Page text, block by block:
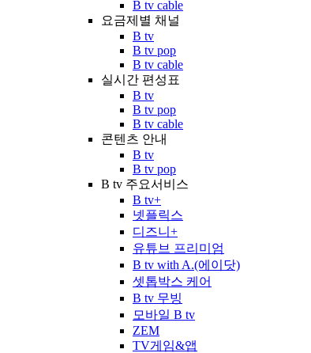
B tv cable
요금제별 채널
B tv
B tv pop
B tv cable
실시간 편성표
B tv
B tv pop
B tv cable
콘텐츠 안내
B tv
B tv pop
B tv 주요서비스
B tv+
넷플릭스
디즈니+
유튜브 프리미엄
B tv with A.(에이닷)
셋톱박스 케어
B tv 무빙
모바일 B tv
ZEM
TV게임&앱